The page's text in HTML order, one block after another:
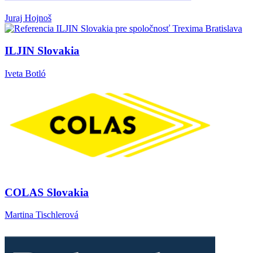
Juraj Hojnoš
ILJIN Slovakia
Iveta Botló
COLAS Slovakia
Martina Tischlerová